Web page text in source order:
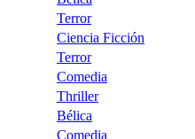
Terror
Ciencia Ficción
Terror
Comedia
Thriller
Bélica
Comedia